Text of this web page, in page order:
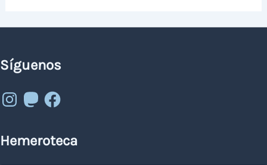
Síguenos
Instagram
MastodonFacebook
Hemeroteca